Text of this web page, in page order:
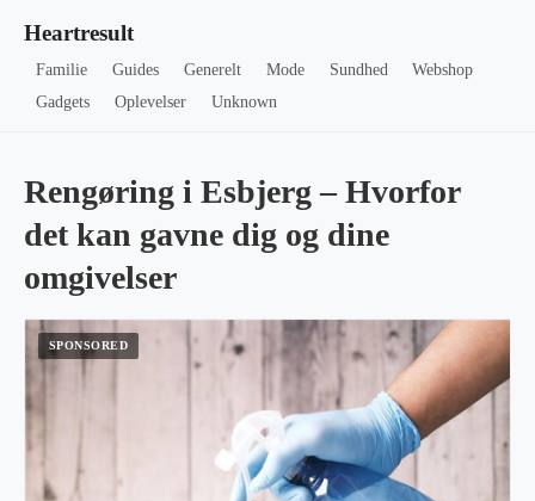
Heartresult
Familie Guides Generelt Mode Sundhed
Webshop
Gadgets
Oplevelser Unknown
Rengøring i Esbjerg – Hvorfor
det kan gavne dig og dine
omgivelser